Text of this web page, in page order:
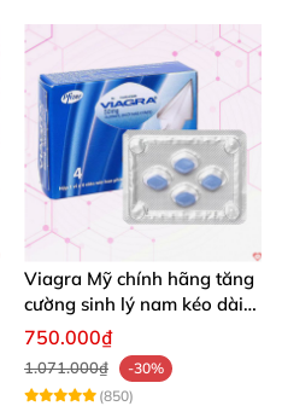
Viagra Mỹ chính hãng tăng
cường sinh lý nam kéo dài
quan hệ
750.000₫
1.071.000₫
-30%
(850)